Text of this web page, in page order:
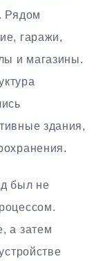
Рядом
гаражи,
и магазины.
здания,
был не
а затем